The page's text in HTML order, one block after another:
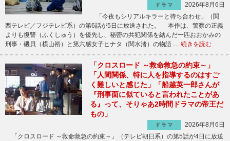
ドラマ
2026年8月6日
「今夜もシリアルキラーと待ち合わせ」（関
西テレビ／フジテレビ系）の第6話が5日に放送された。 本作は、警察の正義
よりも復讐（ふくしゅう）を優先し、秘密の共犯関係を結んだ一匹おおかみの
刑事・磯貝（横山裕）と第六感女子ヒナタ（関水渚）の物語 … 続きを読む
「クロスロード ～救命救急の約束～」
「人間関係、特に人を指導するのはすご
く難しいと感じた」「船越英一郎さんが
『刑事面に似ていると言われたことがあ
る』って、そりゃあ2時間ドラマの帝王だ
もの」
ドラマ
2026年8月6日
「クロスロード ～救命救急の約束～」（テレビ朝日系）の第5話が4日に放送